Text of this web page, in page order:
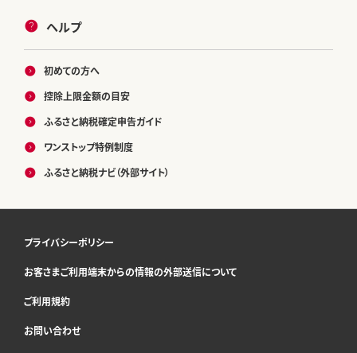
ヘルプ
初めての方へ
控除上限金額の目安
ふるさと納税確定申告ガイド
ワンストップ特例制度
ふるさと納税ナビ（外部サイト）
プライバシーポリシー
お客さまご利用端末からの情報の外部送信について
ご利用規約
お問い合わせ